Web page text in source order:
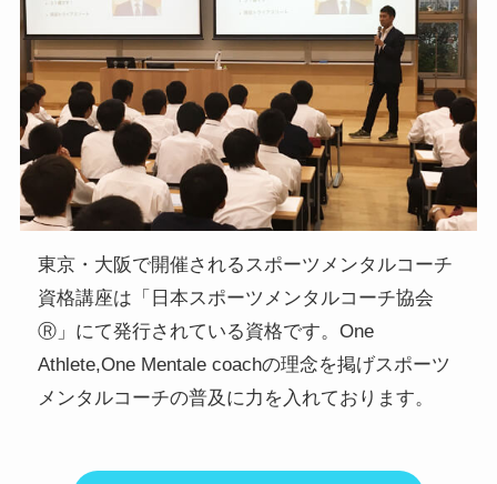
東京・大阪で開催されるスポーツメンタルコーチ
資格講座は「日本スポーツメンタルコーチ協会
Ⓡ」にて発行されている資格です。One
Athlete,One Mentale coachの理念を掲げスポーツ
メンタルコーチの普及に力を入れております。